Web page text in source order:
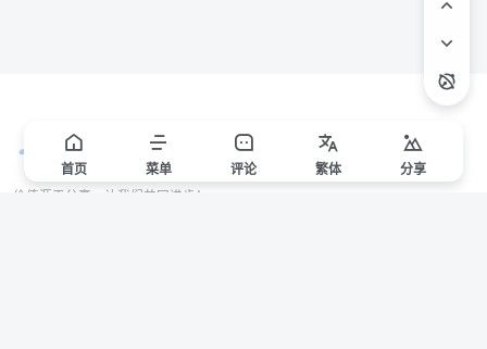
首页 菜单 评论 繁体 分享
价值源于分享，让我们共同进步！